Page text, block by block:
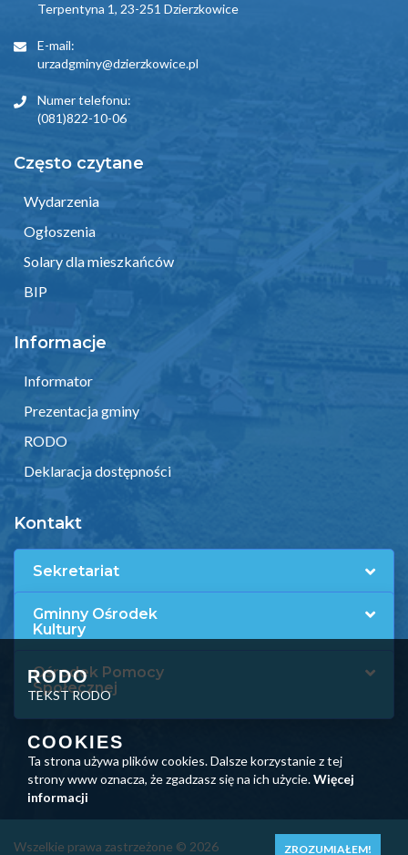
Terpentyna 1, 23-251 Dzierzkowice
E-mail:
urzadgminy@dzierzkowice.pl
Numer telefonu:
(081)822-10-06
Często czytane
Wydarzenia
Ogłoszenia
Solary dla mieszkańców
BIP
Informacje
Informator
Prezentacja gminy
RODO
Deklaracja dostępności
Kontakt
Sekretariat
Gminny Ośrodek
Kultury
Ośrodek Pomocy
Społecznej
Wszelkie prawa zastrzeżone © 2026
RODO
TEKST RODO
COOKIES
Ta strona używa plików cookies. Dalsze korzystanie z tej
strony www oznacza, że zgadzasz się na ich użycie.Więcej
informacji
ZROZUMIAŁEM!